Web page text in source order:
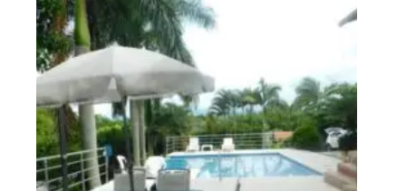
era:
$1,300,000.00.
es:
$1,100,000.00.